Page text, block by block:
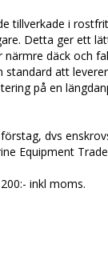
tillverkade i
Detta ger ett
däck och
att
på en
dvs
Equipment
inkl moms.